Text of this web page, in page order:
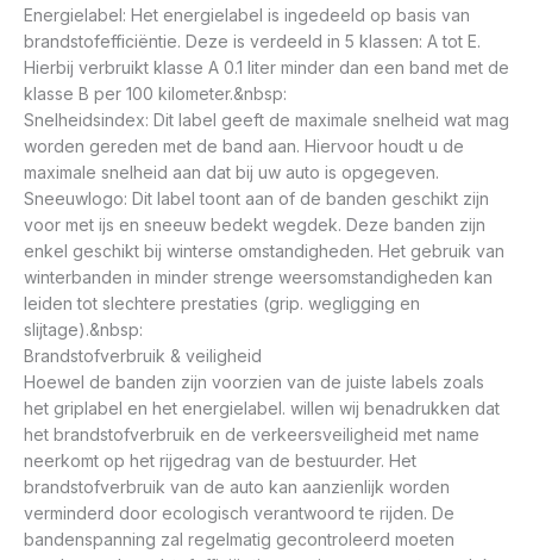
Energielabel: Het energielabel is ingedeeld op basis van
brandstofefficiëntie. Deze is verdeeld in 5 klassen: A tot E.
Hierbij verbruikt klasse A 0.1 liter minder dan een band met de
klasse B per 100 kilometer.&nbsp:
Snelheidsindex: Dit label geeft de maximale snelheid wat mag
worden gereden met de band aan. Hiervoor houdt u de
maximale snelheid aan dat bij uw auto is opgegeven.
Sneeuwlogo: Dit label toont aan of de banden geschikt zijn
voor met ijs en sneeuw bedekt wegdek. Deze banden zijn
enkel geschikt bij winterse omstandigheden. Het gebruik van
winterbanden in minder strenge weersomstandigheden kan
leiden tot slechtere prestaties (grip. wegligging en
slijtage).&nbsp:
Brandstofverbruik & veiligheid
Hoewel de banden zijn voorzien van de juiste labels zoals
het griplabel en het energielabel. willen wij benadrukken dat
het brandstofverbruik en de verkeersveiligheid met name
neerkomt op het rijgedrag van de bestuurder. Het
brandstofverbruik van de auto kan aanzienlijk worden
verminderd door ecologisch verantwoord te rijden. De
bandenspanning zal regelmatig gecontroleerd moeten